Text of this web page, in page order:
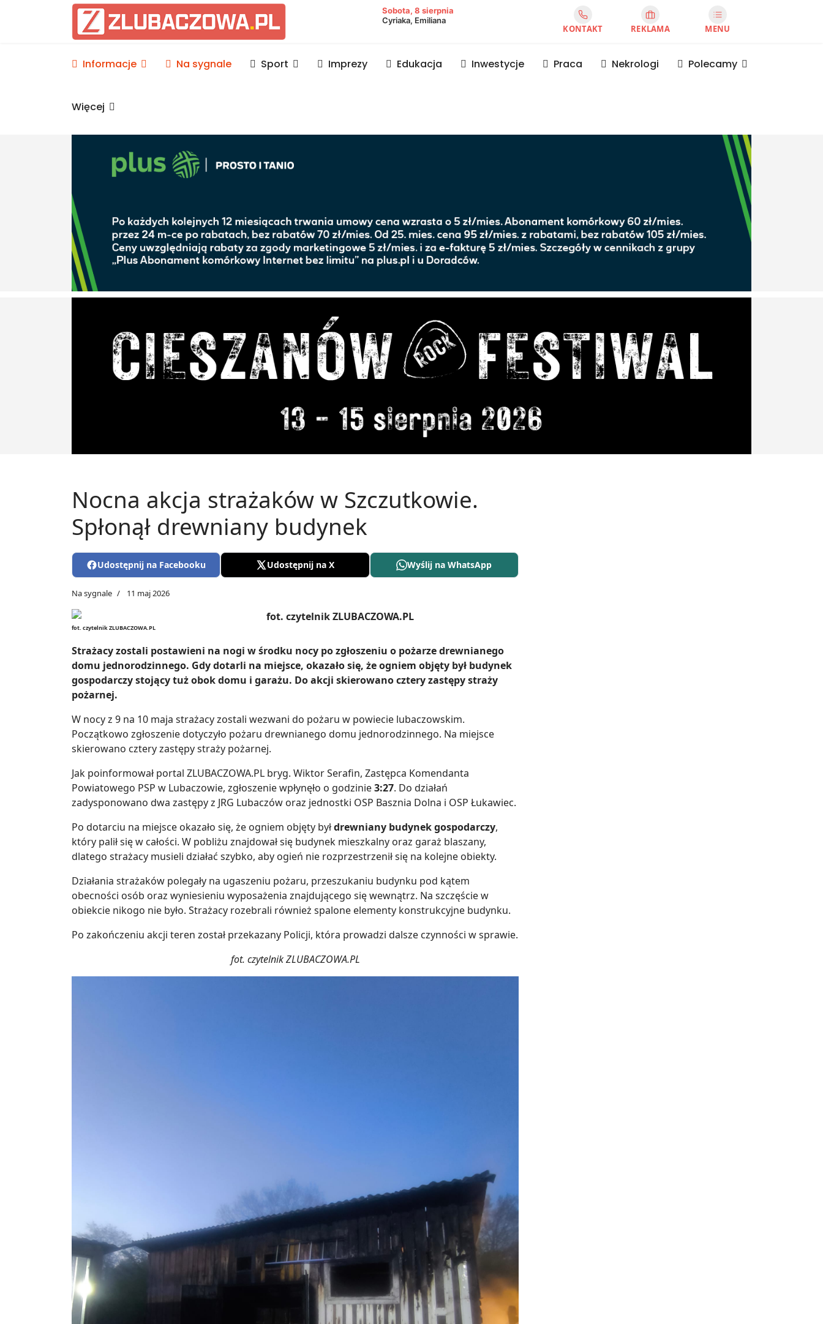
Informacje Lubaczów, powiat lubaczowski
Sobota, 8 sierpnia
Cyriaka, Emiliana
KONTAKT REKLAMA MENU
Informacje Na sygnale Sport Imprezy Edukacja Inwestycje Praca Nekrologi Polecamy
Więcej
Nocna akcja strażaków w Szczutkowie.
Spłonął drewniany budynek
Udostępnij na Facebooku Udostępnij na X Wyślij na WhatsApp
Na sygnale 11 maj 2026
fot. czytelnik ZLUBACZOWA.PL
Strażacy zostali postawieni na nogi w środku nocy po zgłoszeniu o pożarze drewnianego
domu jednorodzinnego. Gdy dotarli na miejsce, okazało się, że ogniem objęty był budynek
gospodarczy stojący tuż obok domu i garażu. Do akcji skierowano cztery zastępy straży
pożarnej.
W nocy z 9 na 10 maja strażacy zostali wezwani do pożaru w powiecie lubaczowskim.
Początkowo zgłoszenie dotyczyło pożaru drewnianego domu jednorodzinnego. Na miejsce
skierowano cztery zastępy straży pożarnej.
Jak poinformował portal ZLUBACZOWA.PL bryg. Wiktor Serafin, Zastępca Komendanta
Powiatowego PSP w Lubaczowie, zgłoszenie wpłynęło o godzinie3:27. Do działań
zadysponowano dwa zastępy z JRG Lubaczów oraz jednostki OSP Basznia Dolna i OSP Łukawiec.
Po dotarciu na miejsce okazało się, że ogniem objęty byłdrewniany budynek gospodarczy,
który palił się w całości. W pobliżu znajdował się budynek mieszkalny oraz garaż blaszany,
dlatego strażacy musieli działać szybko, aby ogień nie rozprzestrzenił się na kolejne obiekty.
Działania strażaków polegały na ugaszeniu pożaru, przeszukaniu budynku pod kątem
obecności osób oraz wyniesieniu wyposażenia znajdującego się wewnątrz. Na szczęście w
obiekcie nikogo nie było. Strażacy rozebrali również spalone elementy konstrukcyjne budynku.
Po zakończeniu akcji teren został przekazany Policji, która prowadzi dalsze czynności w sprawie.
fot. czytelnik ZLUBACZOWA.PL